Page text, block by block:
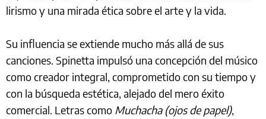
lirismo y una mirada ética sobre el arte y la vida.
Su influencia se extiende mucho más allá de sus
canciones. Spinetta impulsó una concepción del músico
como creador integral, comprometido con su tiempo y
con la búsqueda estética, alejado del mero éxito
comercial. Letras como Muchacha (ojos de papel),